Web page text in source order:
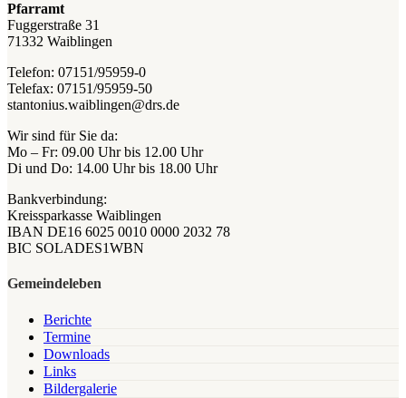
Pfarramt
Fuggerstraße 31
71332 Waiblingen
Telefon: 07151/95959-0
Telefax: 07151/95959-50
stantonius.waiblingen@drs.de
Wir sind für Sie da:
Mo – Fr: 09.00 Uhr bis 12.00 Uhr
Di und Do: 14.00 Uhr bis 18.00 Uhr
Bankverbindung:
Kreissparkasse Waiblingen
IBAN DE16 6025 0010 0000 2032 78
BIC SOLADES1WBN
Gemeindeleben
Berichte
Termine
Downloads
Links
Bildergalerie